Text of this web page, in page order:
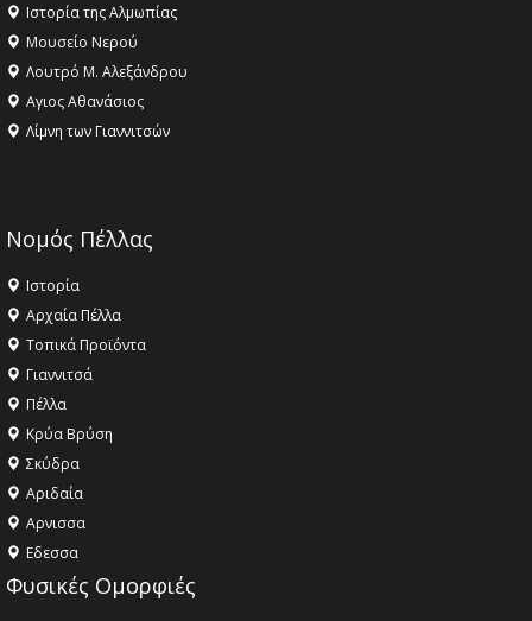
Ιστορία της Αλμωπίας
Μουσείο Νερού
Λουτρό Μ. Αλεξάνδρου
Αγιος Αθανάσιος
Λίμνη των Γιαννιτσών
Νομός Πέλλας
Ιστορία
Αρχαία Πέλλα
Τοπικά Προϊόντα
Γιαννιτσά
Πέλλα
Κρύα Βρύση
Σκύδρα
Αριδαία
Aρνισσα
Eδεσσα
Φυσικές Ομορφιές